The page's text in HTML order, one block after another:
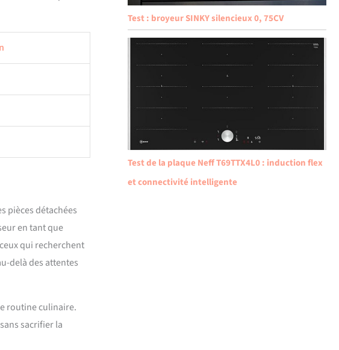
pièces détachées
en tant que
qui recherchent
delà des attentes
routine culinaire.
sacrifier la
Test : broyeur SINKY silencieux 0, 75CV
Test de la plaque Neff T69TTX4L0 : induction flex
et connectivité intelligente